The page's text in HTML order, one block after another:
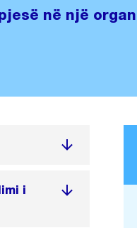
në një
i